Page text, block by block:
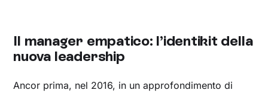
Il manager empatico: l’identikit della
nuova leadership
Ancor prima, nel 2016, in un approfondimento di